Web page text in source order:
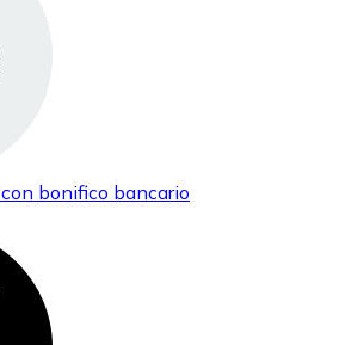
con bonifico bancario